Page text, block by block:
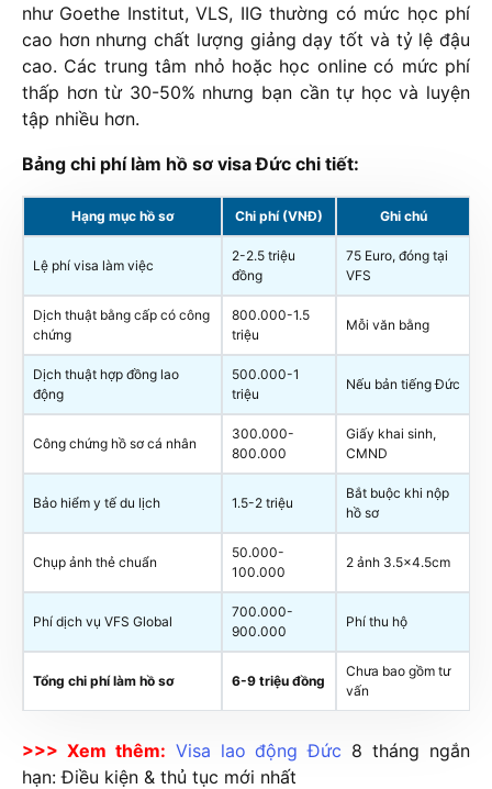
như Goethe Institut, VLS, IIG thường có mức học phí
cao hơn nhưng chất lượng giảng dạy tốt và tỷ lệ đậu
cao. Các trung tâm nhỏ hoặc học online có mức phí
thấp hơn từ 30-50% nhưng bạn cần tự học và luyện
tập nhiều hơn.
Bảng chi phí làm hồ sơ visa Đức chi tiết:
Hạng mục hồ sơ Chi phí (VNĐ) Ghi chú
Lệ phí visa làm việc
2-2.5 triệu
đồng
75 Euro, đóng tại
VFS
Dịch thuật bằng cấp có công
chứng
800.000-1.5
triệu
Mỗi văn bằng
Dịch thuật hợp đồng lao
động
500.000-1
triệu
Nếu bản tiếng Đức
Công chứng hồ sơ cá nhân
300.000-
800.000
Giấy khai sinh,
CMND
Bảo hiểm y tế du lịch 1.5-2 triệu
Bắt buộc khi nộp
hồ sơ
Chụp ảnh thẻ chuẩn
50.000-
100.000
2 ảnh 3.5×4.5cm
Phí dịch vụ VFS Global
700.000-
900.000
Phí thu hộ
Tổng chi phí làm hồ sơ 6-9 triệu đồng
Chưa bao gồm tư
vấn
>>> Xem thêm: Visa lao động Đức 8 tháng ngắn
hạn: Điều kiện & thủ tục mới nhất